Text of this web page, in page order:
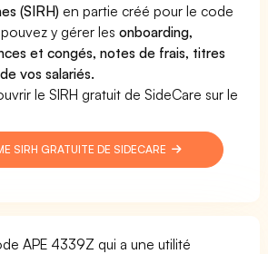
(SIRH) en partie créé pour le code
y gérer lesonboarding,
et congés, notes de frais, titres
vos salariés.
le SIRH gratuit de SideCare sur le
SIRH GRATUITE DE SIDECARE
APE 4339Z qui a une utilité